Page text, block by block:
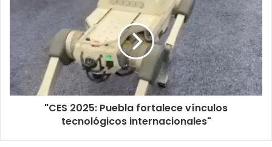
"CES 2025: Puebla fortalece vínculos
tecnológicos internacionales"